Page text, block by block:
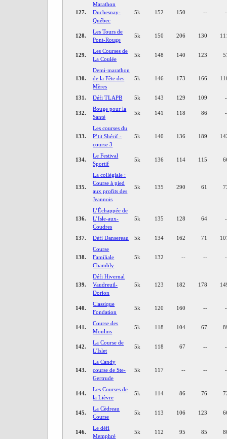
127.
Marathon
Duchesnay-
Québec
5k 152 150 --
128.
Les Tours de
Pont-Rouge
5k 150 206 130
129.
Les Courses de
La Coulée
5k 148 140 123
130.
Demi-marathon
de la Fête des
Mères
5k 146 173 166
131. Défi TLAPB 5k 143 129 109
132.
Bouge pour la
Santé
5k 141 118 86
133.
Les courses du
P’tit Shérif -
course 3
5k 140 136 189
134.
Le Festival
Sportif
5k 136 114 115
135.
La collégiale :
Course à pied
aux profits des
Jeannois
5k 135 290 61
136.
L’Échappée de
L’Isle-aux-
Coudres
5k 135 128 64
137. Défi Dansereau 5k 134 162 71
138.
Course
Familiale
Chambly
5k 132 -- --
139.
Défi Hivernal
Vaudreuil-
Dorion
5k 123 182 178
140.
Classique
Fondation
5k 120 160 --
141.
Course des
Moulins
5k 118 104 67
142.
La Course de
L'Islet
5k 118 67 --
143.
La Candy
course de Ste-
Gertrude
5k 117 -- --
144.
Les Courses de
la Lièvre
5k 114 86 76
145.
La Cèdreau
Course
5k 113 106 123
146.
Le défi
Memphré
5k 112 95 85